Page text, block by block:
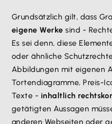
Grundsätzlich gilt, dass
eigene Werke sind -
Es sei denn, diese
oder ähnliche
Abbildungen mit eigenen
Tortendiagramme, Preis-
Texte - inhaltlich
getätigten Aussagen
anderen Webseiten oder